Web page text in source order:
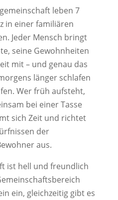
leben 7
in einer familiären
Jeder Mensch bringt
seine Gewohnheiten
mit – und genau das
länger schlafen
Wer früh aufsteht,
bei einer Tasse
sich Zeit und richtet
der
aus.
ist hell und freundlich
ein, gleichzeitig gibt es